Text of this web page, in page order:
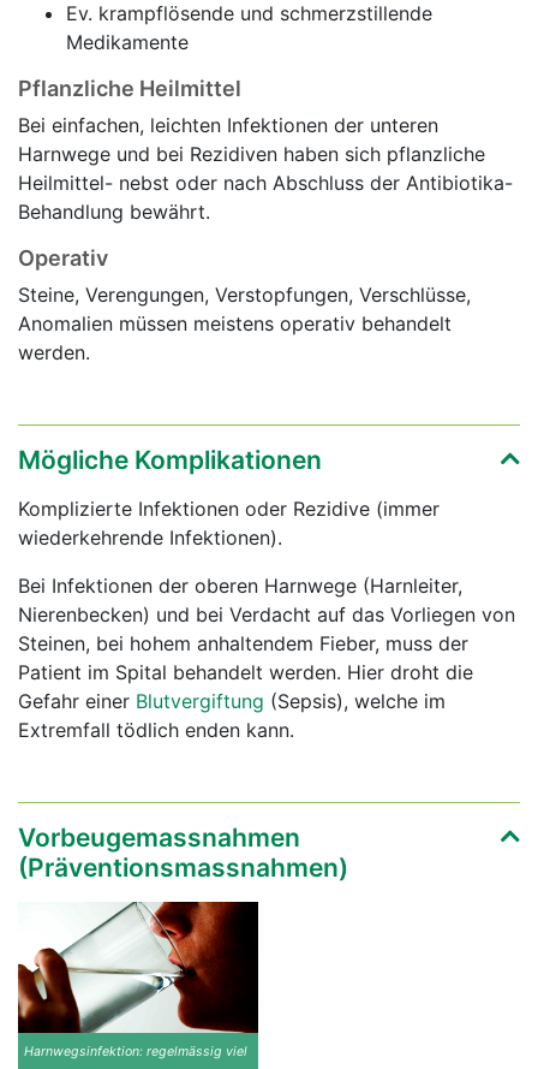
Ev. krampflösende und schmerzstillende
Medikamente
Pflanzliche Heilmittel
Bei einfachen, leichten Infektionen der unteren
Harnwege und bei Rezidiven haben sich pflanzliche
Heilmittel- nebst oder nach Abschluss der Antibiotika-
Behandlung bewährt.
Operativ
Steine, Verengungen, Verstopfungen, Verschlüsse,
Anomalien müssen meistens operativ behandelt
werden.
Mögliche Komplikationen
Komplizierte Infektionen oder Rezidive (immer
wiederkehrende Infektionen).
Bei Infektionen der oberen Harnwege (Harnleiter,
Nierenbecken) und bei Verdacht auf das Vorliegen von
Steinen, bei hohem anhaltendem Fieber, muss der
Patient im Spital behandelt werden. Hier droht die
Gefahr einer Blutvergiftung (Sepsis), welche im
Extremfall tödlich enden kann.
Vorbeugemassnahmen
(Präventionsmassnahmen)
Harnwegsinfektion: regelmässig viel